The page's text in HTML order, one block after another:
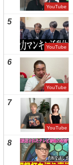
YouTube
5
YouTube
6
YouTube
7
YouTube
8